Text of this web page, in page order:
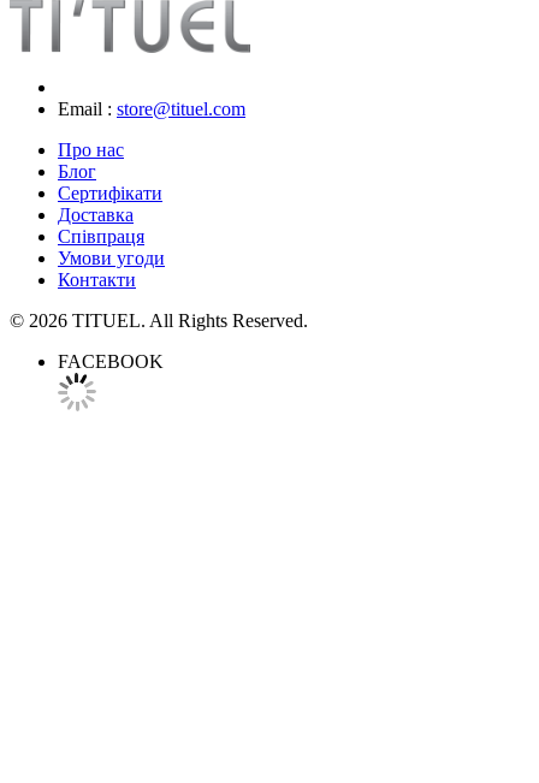
Email : store@tituel.com
Про нас
Блог
Сертифікати
Доставка
Співпраця
Умови угоди
Контакти
© 2026 TITUEL. All Rights Reserved.
FACEBOOK